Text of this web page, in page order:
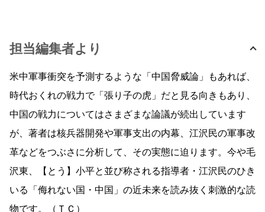
担当編集者より
米中軍事衝突を予測するような「中国脅威論」もあれば、
時代おくれの戦力で「張り子の虎」だと見る向きもあり、
中国の戦力についてはさまざまな論議が続出しています
が、著者は核兵器開発や軍事支出の内幕、江沢民の軍事改
革などをつぶさに分析して、その実態に迫ります。今や毛
沢東、【とう】小平と並び称される指導者・江沢民のひき
いる「侮れない国・中国」の近未来を読み抜く刺激的な読
物です。（ＴＣ）